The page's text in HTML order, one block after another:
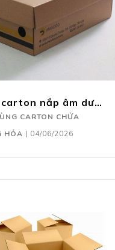
Hộp carton nắp âm dương
CARTON CHỨA
HÓA | 04/06/2026